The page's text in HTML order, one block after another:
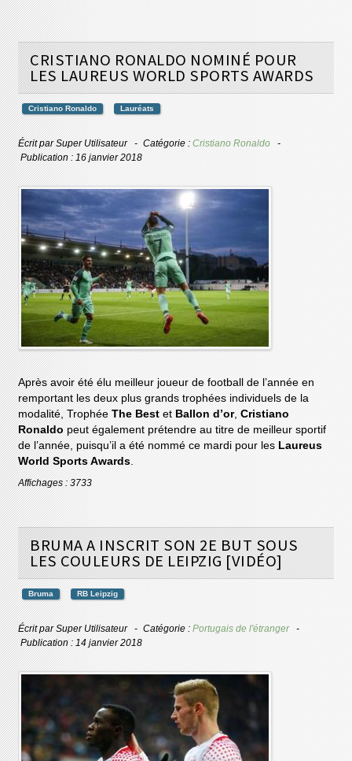
CRISTIANO RONALDO NOMINÉ POUR
LES LAUREUS WORLD SPORTS AWARDS
Cristiano Ronaldo Lauréats
Écrit parSuper Utilisateur Catégorie :Cristiano Ronaldo
Publication : 16 janvier 2018
Après avoir été élu meilleur joueur de football de l’année en
remportant les deux plus grands trophées individuels de la
modalité, TrophéeThe Best et Ballon d’or,Cristiano
Ronaldo peut également prétendre au titre de meilleur sportif
de l’année, puisqu’il a été nommé ce mardi pour les Laureus
World Sports Awards.
Affichages : 3733
BRUMA A INSCRIT SON 2E BUT SOUS
LES COULEURS DE LEIPZIG [VIDÉO]
Bruma RB Leipzig
Écrit parSuper Utilisateur Catégorie :Portugais de l'étranger
Publication : 14 janvier 2018